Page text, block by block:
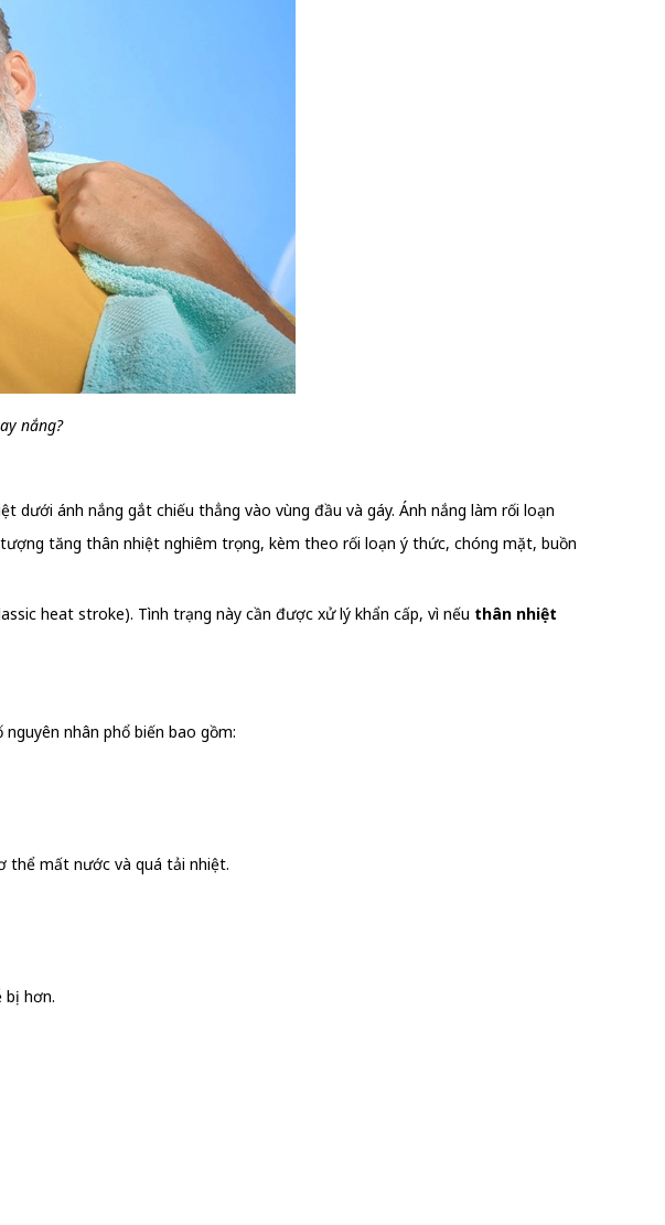
nắng?
dưới ánh nắng gắt chiếu thẳng vào vùng đầu và gáy. Ánh nắng làm rối loạn
tăng thân nhiệt nghiêm trọng, kèm theo rối loạn ý thức, chóng mặt, buồn
heat stroke). Tình trạng này cần được xử lý khẩn cấp, vì nếu thân nhiệt
nhân phổ biến bao gồm:
thể mất nước và quá tải nhiệt.
bị hơn.